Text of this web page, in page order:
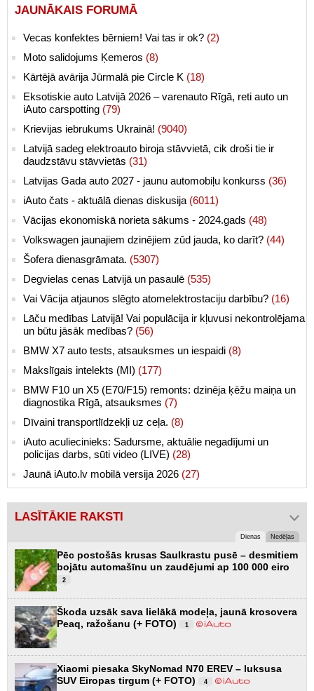
JAUNĀKAIS FORUMĀ
Vecas konfektes bērniem! Vai tas ir ok? (2)
Moto salidojums Ķemeros (8)
Kārtējā avārija Jūrmalā pie Circle K (18)
Eksotiskie auto Latvijā 2026 – varenauto Rīgā, reti auto un
iAuto carspotting (79)
Krievijas iebrukums Ukrainā! (9040)
Latvijā sadeg elektroauto biroja stāvvietā, cik droši tie ir
daudzstāvu stāvvietās (31)
Latvijas Gada auto 2027 - jaunu automobiļu konkurss (36)
iAuto čats - aktuālā dienas diskusija (6011)
Vācijas ekonomiskā norieta sākums - 2024.gads (48)
Volkswagen jaunajiem dzinējiem zūd jauda, ko darīt? (44)
Šofera dienasgrāmata. (5307)
Degvielas cenas Latvijā un pasaulē (535)
Vai Vācija atjaunos slēgto atomelektrostaciju darbību? (16)
Lāču medības Latvijā! Vai populācija ir kļuvusi nekontrolējama
un būtu jāsāk medības? (56)
BMW X7 auto tests, atsauksmes un iespaidi (8)
Makslīgais intelekts (MI) (177)
BMW F10 un X5 (E70/F15) remonts: dzinēja ķēžu maiņa un
diagnostika Rīgā, atsauksmes (7)
Dīvaini transportlīdzekļi uz ceļa. (8)
iAuto aculiecinieks: Sadursme, aktuālie negadījumi un
policijas darbs, sūti video (LIVE) (28)
Jaunā iAuto.lv mobilā versija 2026 (27)
LASĪTĀKIE RAKSTI
Dienas Nedēļas
Pēc postošās krusas Saulkrastu pusē – desmitiem
bojātu automašīnu un zaudējumi ap 100 000 eiro
2
Škoda uzsāk sava lielākā modeļa, jaunā krosovera
Peaq, ražošanu (+ FOTO)
1
Xiaomi piesaka SkyNomad N70 EREV – luksusa
SUV Eiropas tirgum (+ FOTO)
4